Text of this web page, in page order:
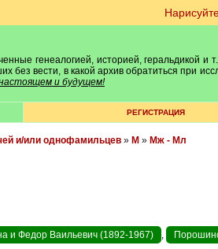
генеалогией, историей, геральдикой и
без вести, в какой архив обратиться при
и будущем!
РЕГИСТРАЦИЯ
и/или однофамильцев» М » Мж - Мл
и Федор Ваильевич (1892-1967) ,